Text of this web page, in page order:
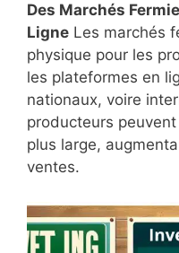
Des Marchés
Ligne Les marchés
physique pour les
les plateformes en
nationaux, voire
producteurs
plus large,
ventes.